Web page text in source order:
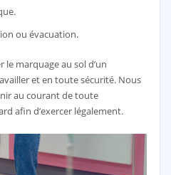
ou évacuation.
le marquage au sol d’un
et en toute sécurité. Nous
au courant de toute
afin d’exercer légalement.